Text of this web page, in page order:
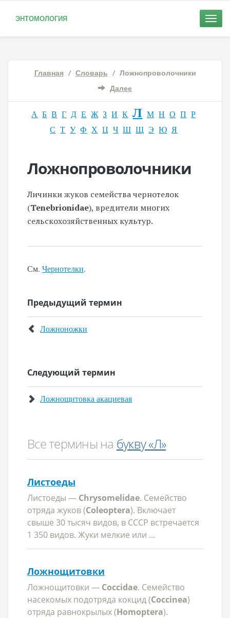
ЭНТОМОЛОГИЯ
Toggle
Главная / Словарь / Ложнопроволочники
Далее
А Б В Г Д Е Ж З И К Л М Н О П Р
С Т У Ф Х Ц Ч Ш Щ Э Ю Я
Ложнопроволочники
Личинки жуков семейства чернотелок
(Tenebrionidae), вредители многих
сельскохозяйственных культур.
См.Чернотелки.
Предыдущий термин
Ложноножки
Следующий термин
Ложнощитовка акациевая
Все термины на букву «Л»
Листоеды
Листоеды — Chrysomelidae. Семейство
отряда жуков (Coleoptera). Включает
свыше 30 тысяч видов, в СССР встречается
1 350 видов. Жуки мелкие или ...
Ложнощитовки
Ложнощитовки — Coccidae. Семейство
насекомых подотряда кокцид (Coccinea)
отряда равнокрылых (Homoptera).